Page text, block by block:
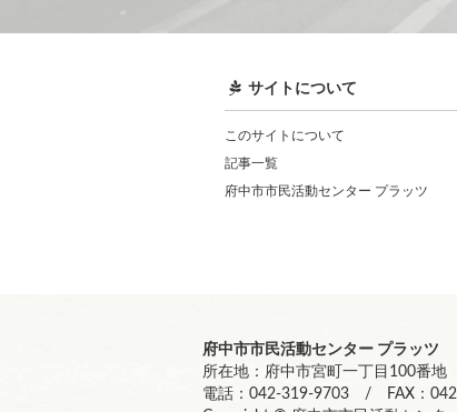
サイトについて
このサイトについて
記事一覧
府中市市民活動センター プラッツ
府中市市民活動センター プラッツ
所在地：府中市宮町一丁目100番
電話：042-319-9703 / FAX：